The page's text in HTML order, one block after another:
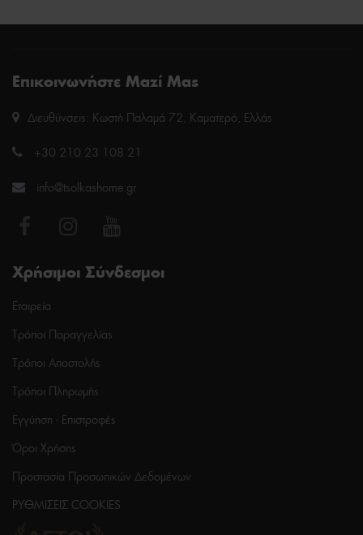
Επικοινωνήστε Μαζί Μας
Διευθύνσεις: Κωστή Παλαμά 72, Καματερό, Ελλάς
+30 210 23 108 21
info@tsolkashome.gr
Χρήσιμοι Σύνδεσμοι
Εταιρεία
Τρόποι Παραγγελίας
Τρόποι Αποστολής
Τρόποι Πληρωμής
Εγγύηση - Επιστροφές
Όροι Χρήσης
Προστασία Προσωπικών Δεδομένων
ΡΥΘΜΙΣΕΙΣ COOKIES